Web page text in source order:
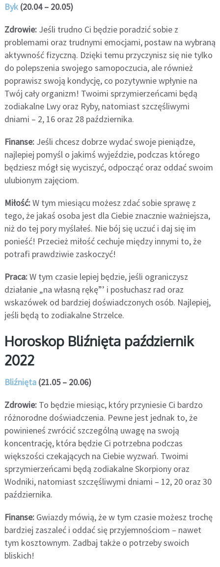
Byk(20.04 – 20.05)
Zdrowie: Jeśli trudno Ci będzie poradzić sobie z
problemami oraz trudnymi emocjami, postaw na wybraną
aktywność fizyczną. Dzięki temu przyczynisz się nie tylko
do polepszenia swojego samopoczucia, ale również
poprawisz swoją kondycję, co pozytywnie wpłynie na
Twój cały organizm! Twoimi sprzymierzeńcami będą
zodiakalne Lwy oraz Ryby, natomiast szczęśliwymi
dniami – 2, 16 oraz 28 października.
Finanse: Jeśli chcesz dobrze wydać swoje pieniądze,
najlepiej pomyśl o jakimś wyjeździe, podczas którego
będziesz mógł się wyciszyć, odpocząć oraz oddać swoim
ulubionym zajęciom.
Miłość:W tym miesiącu możesz zdać sobie sprawę z
tego, że jakaś osoba jest dla Ciebie znacznie ważniejsza,
niż do tej pory myślałeś. Nie bój się uczuć i daj się im
ponieść! Przecież miłość cechuje między innymi to, że
potrafi prawdziwie zaskoczyć!
Praca:W tym czasie lepiej będzie, jeśli ograniczysz
działanie „na własną rękę”’ i posłuchasz rad oraz
wskazówek od bardziej doświadczonych osób. Najlepiej,
jeśli będą to zodiakalne Strzelce.
Horoskop Bliźnięta październik
2022
Bliźnięta(21.05 – 20.06)
Zdrowie: To będzie miesiąc, który przyniesie Ci bardzo
różnorodne doświadczenia. Pewne jest jednak to, że
powinieneś zwrócić szczególną uwagę na swoją
koncentrację, która będzie Ci potrzebna podczas
większości czekających na Ciebie wyzwań. Twoimi
sprzymierzeńcami będą zodiakalne Skorpiony oraz
Wodniki, natomiast szczęśliwymi dniami – 12, 20 oraz 30
października.
Finanse: Gwiazdy mówią, że w tym czasie możesz trochę
bardziej zaszaleć i oddać się przyjemnościom – nawet
tym kosztownym. Zadbaj także o potrzeby swoich
bliskich!